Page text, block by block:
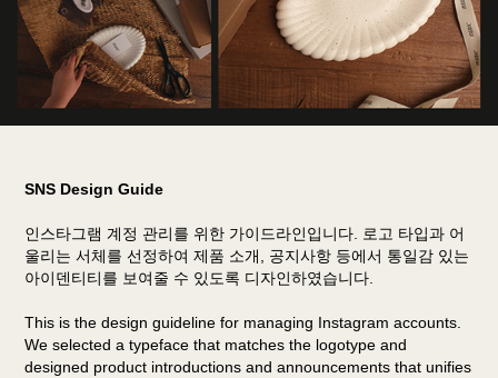
SNS Design Guide
인스타그램 계정 관리를 위한 가이드라인입니다. 로고 타입과 어
울리는 서체를 선정하여 제품 소개, 공지사항 등에서 통일감 있는
아이덴티티를 보여줄 수 있도록 디자인하였습니다.
This is the design guideline for managing Instagram accounts.
We selected a typeface that matches the logotype and
designed product introductions and announcements that unifies